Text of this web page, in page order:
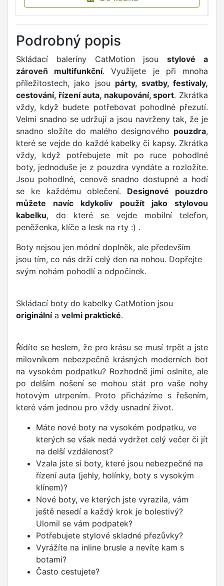
Podrobný popis
Skládací baleríny CatMotion jsoustylové a
zároveň multifunkční. Využijete je při mnoha
příležitostech, jako jsou párty, svatby, festivaly,
cestování, řízení auta, nakupování, sport. Zkrátka
vždy, když budete potřebovat pohodlné přezutí.
Velmi snadno se udržují a jsou navrženy tak, že je
snadno složíte do malého designového pouzdra,
které se vejde do každé kabelky či kapsy. Zkrátka
vždy, když potřebujete mít po ruce pohodlné
boty, jednoduše je z pouzdra vyndáte a rozložíte.
Jsou pohodlné, cenově snadno dostupné a hodí
se ke každému oblečení. Designové pouzdro
můžete navíc kdykoliv použít jako stylovou
kabelku, do které se vejde mobilní telefon,
peněženka, klíče a lesk na rty :) .
Boty nejsou jen módní doplněk, ale především
jsou tím, co nás drží celý den na nohou. Dopřejte
svým nohám pohodlí a odpočinek.
Skládací boty do kabelky CatMotion jsou
originálnía velmi praktické.
Řídíte se heslem, že pro krásu se musí trpět a jste
milovníkem nebezpečně krásných moderních bot
na vysokém podpatku? Rozhodně jimi oslníte, ale
po delším nošení se mohou stát pro vaše nohy
hotovým utrpením. Proto přicházíme s řešením,
které vám jednou pro vždy usnadní život.
Máte nové boty na vysokém podpatku, ve
kterých se však nedá vydržet celý večer či jít
na delší vzdálenost?
Vzala jste si boty, které jsou nebezpečné na
řízení auta (jehly, holínky, boty s vysokým
klínem)?
Nové boty, ve kterých jste vyrazila, vám
ještě nesedí a každý krok je bolestivý?
Ulomil se vám podpatek?
Potřebujete stylové skladné přezůvky?
Vyrážíte na inline brusle a nevíte kam s
botami?
Často cestujete?